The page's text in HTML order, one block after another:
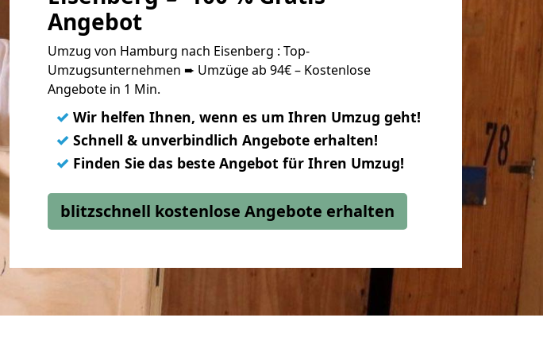
Angebot
Umzug von Hamburg nach Eisenberg : Top-
Umzugsunternehmen ➨ Umzüge ab 94€ – Kostenlose
Angebote in 1 Min.
✓ Wir helfen Ihnen, wenn es um Ihren Umzug geht!
✓ Schnell & unverbindlich Angebote erhalten!
✓ Finden Sie das beste Angebot für Ihren Umzug!
blitzschnell kostenlose Angebote erhalten